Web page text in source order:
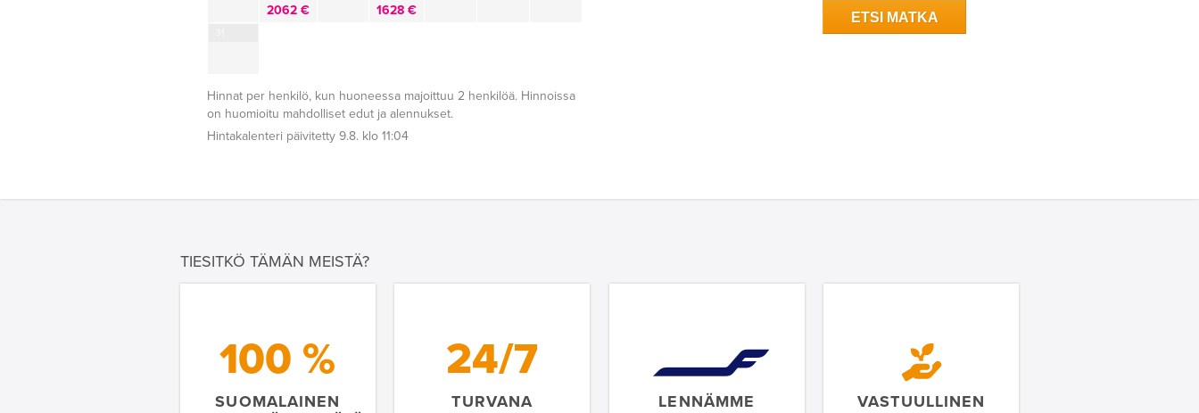
2062 € 1628 €
Hinnat per henkilö, kun huoneessa majoittuu 2 henkilöä. Hinnoissa
on huomioitu mahdolliset edut ja alennukset.
Hintakalenteri päivitetty 9.8. klo 11:04
ETSI MATKA
TIESITKÖ TÄMÄN MEISTÄ?
100 %
SUOMALAINEN
24/7
TURVANA
LENNÄMME
VASTUULLINEN